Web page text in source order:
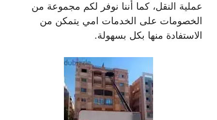
عملية النقل، كما أننا نوفر لكم مجموعة من
الخصومات على الخدمات امي يتمكن من
الاستفادة منها بكل بسهولة.